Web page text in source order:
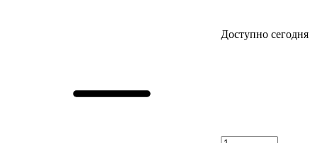
Доступно сегодня